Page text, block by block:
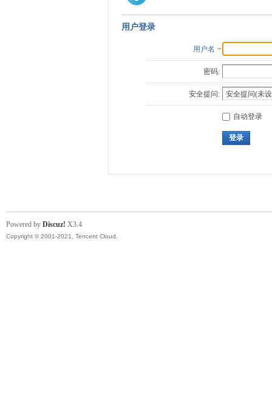
用户登录
用户名
密码:
安全提问:
自动登录
登录
Powered by Discuz! X3.4
Copyright © 2001-2021, Tencent Cloud.